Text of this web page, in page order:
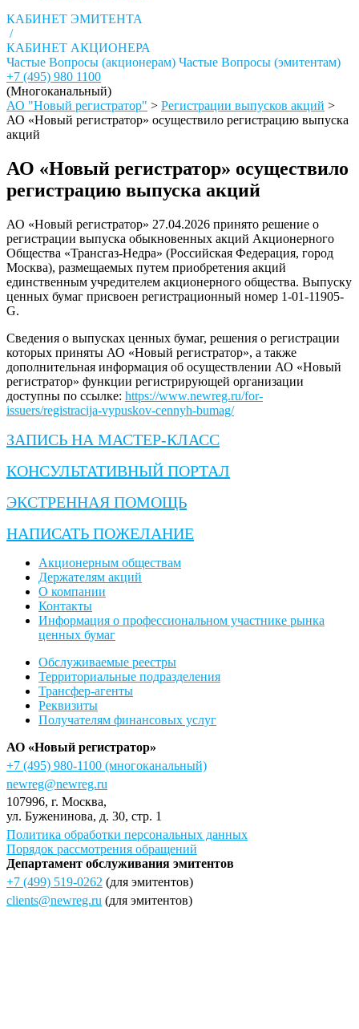
КАБИНЕТ ЭМИТЕНТА
/
КАБИНЕТ АКЦИОНЕРА
Частые Вопросы (акционерам) Частые Вопросы (эмитентам)
+7 (495) 980 1100
(Многоканальный)
АО "Новый регистратор" > Регистрации выпусков акций >
АО «Новый регистратор» осуществило регистрацию выпуска
акций
АО «Новый регистратор» осуществило
регистрацию выпуска акций
АО «Новый регистратор» 27.04.2026 принято решение о
регистрации выпуска обыкновенных акций Акционерного
Общества «Трансгаз-Недра» (Российская Федерация, город
Москва), размещаемых путем приобретения акций
единственным учредителем акционерного общества. Выпуску
ценных бумаг присвоен регистрационный номер 1-01-11905-
G.
Сведения о выпусках ценных бумаг, решения о регистрации
которых приняты АО «Новый регистратор», а также
дополнительная информация об осуществлении АО «Новый
регистратор» функции регистрирующей организации
доступны по ссылке: https://www.newreg.ru/for-
issuers/registracija-vypuskov-cennyh-bumag/
ЗАПИСЬ НА МАСТЕР-КЛАСС
КОНСУЛЬТАТИВНЫЙ ПОРТАЛ
ЭКСТРЕННАЯ ПОМОЩЬ
НАПИСАТЬ ПОЖЕЛАНИЕ
Акционерным обществам
Держателям акций
О компании
Контакты
Информация о профессиональном участнике рынка
ценных бумаг
Обслуживаемые реестры
Территориальные подразделения
Трансфер-агенты
Реквизиты
Получателям финансовых услуг
АО «Новый регистратор»
+7 (495) 980-1100 (многоканальный)
newreg@newreg.ru
107996, г. Москва,
ул. Буженинова, д. 30, стр. 1
Политика обработки персональных данных
Порядок рассмотрения обращений
Департамент обслуживания эмитентов
+7 (499) 519-0262 (для эмитентов)
clients@newreg.ru (для эмитентов)